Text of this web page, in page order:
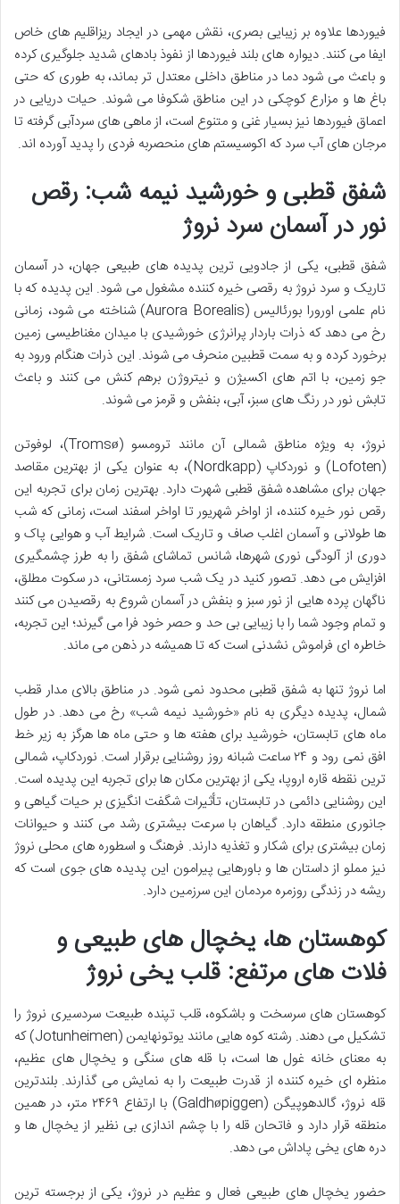
فیوردها علاوه بر زیبایی بصری، نقش مهمی در ایجاد ریزاقلیم های خاص
ایفا می کنند. دیواره های بلند فیوردها از نفوذ بادهای شدید جلوگیری کرده
و باعث می شود دما در مناطق داخلی معتدل تر بماند، به طوری که حتی
باغ ها و مزارع کوچکی در این مناطق شکوفا می شوند. حیات دریایی در
اعماق فیوردها نیز بسیار غنی و متنوع است، از ماهی های سردآبی گرفته تا
مرجان های آب سرد که اکوسیستم های منحصربه فردی را پدید آورده اند.
شفق قطبی و خورشید نیمه شب: رقص
نور در آسمان سرد نروژ
شفق قطبی، یکی از جادویی ترین پدیده های طبیعی جهان، در آسمان
تاریک و سرد نروژ به رقصی خیره کننده مشغول می شود. این پدیده که با
نام علمی اورورا بورئالیس (Aurora Borealis) شناخته می شود، زمانی
رخ می دهد که ذرات باردار پرانرژی خورشیدی با میدان مغناطیسی زمین
برخورد کرده و به سمت قطبین منحرف می شوند. این ذرات هنگام ورود به
جو زمین، با اتم های اکسیژن و نیتروژن برهم کنش می کنند و باعث
تابش نور در رنگ های سبز، آبی، بنفش و قرمز می شوند.
نروژ، به ویژه مناطق شمالی آن مانند ترومسو (Tromsø)، لوفوتن
(Lofoten) و نوردکاپ (Nordkapp)، به عنوان یکی از بهترین مقاصد
جهان برای مشاهده شفق قطبی شهرت دارد. بهترین زمان برای تجربه این
رقص نور خیره کننده، از اواخر شهریور تا اواخر اسفند است، زمانی که شب
ها طولانی و آسمان اغلب صاف و تاریک است. شرایط آب و هوایی پاک و
دوری از آلودگی نوری شهرها، شانس تماشای شفق را به طرز چشمگیری
افزایش می دهد. تصور کنید در یک شب سرد زمستانی، در سکوت مطلق،
ناگهان پرده هایی از نور سبز و بنفش در آسمان شروع به رقصیدن می کنند
و تمام وجود شما را با زیبایی بی حد و حصر خود فرا می گیرند؛ این تجربه،
خاطره ای فراموش نشدنی است که تا همیشه در ذهن می ماند.
اما نروژ تنها به شفق قطبی محدود نمی شود. در مناطق بالای مدار قطب
شمال، پدیده دیگری به نام «خورشید نیمه شب» رخ می دهد. در طول
ماه های تابستان، خورشید برای هفته ها و حتی ماه ها هرگز به زیر خط
افق نمی رود و ۲۴ ساعت شبانه روز روشنایی برقرار است. نوردکاپ، شمالی
ترین نقطه قاره اروپا، یکی از بهترین مکان ها برای تجربه این پدیده است.
این روشنایی دائمی در تابستان، تأثیرات شگفت انگیزی بر حیات گیاهی و
جانوری منطقه دارد. گیاهان با سرعت بیشتری رشد می کنند و حیوانات
زمان بیشتری برای شکار و تغذیه دارند. فرهنگ و اسطوره های محلی نروژ
نیز مملو از داستان ها و باورهایی پیرامون این پدیده های جوی است که
ریشه در زندگی روزمره مردمان این سرزمین دارد.
کوهستان ها، یخچال های طبیعی و
فلات های مرتفع: قلب یخی نروژ
کوهستان های سرسخت و باشکوه، قلب تپنده طبیعت سردسیری نروژ را
تشکیل می دهند. رشته کوه هایی مانند یوتونهایمن (Jotunheimen) که
به معنای خانه غول ها است، با قله های سنگی و یخچال های عظیم،
منظره ای خیره کننده از قدرت طبیعت را به نمایش می گذارند. بلندترین
قله نروژ، گالدهوپیگن (Galdhøpiggen) با ارتفاع ۲۴۶۹ متر، در همین
منطقه قرار دارد و فاتحان قله را با چشم اندازی بی نظیر از یخچال ها و
دره های یخی پاداش می دهد.
حضور یخچال های طبیعی فعال و عظیم در نروژ، یکی از برجسته ترین